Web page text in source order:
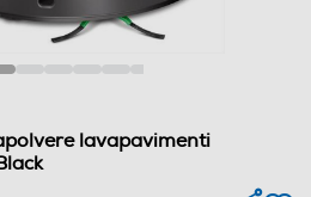
lavapavimenti